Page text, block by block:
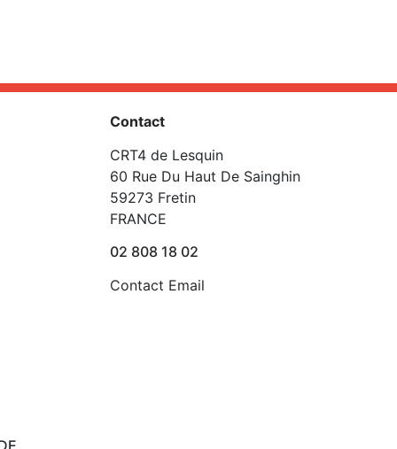
Contact
CRT4 de Lesquin
60 Rue Du Haut De Sainghin
59273 Fretin
FRANCE
02 808 18 02
Contact Email